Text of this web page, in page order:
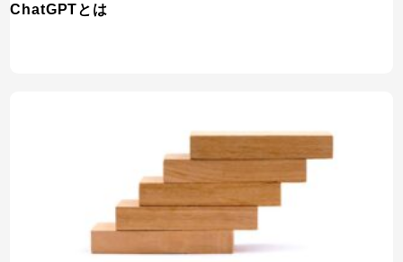
ChatGPTとは